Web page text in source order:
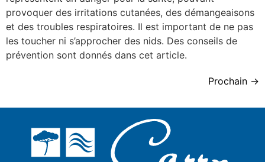
provoquer des irritations cutanées, des démangeaisons
et des troubles respiratoires. Il est important de ne pas
les toucher ni s’approcher des nids. Des conseils de
prévention sont donnés dans cet article.
Prochain →